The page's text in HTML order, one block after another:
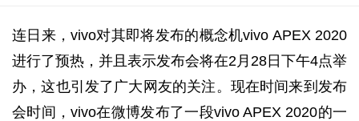
连日来，vivo对其即将发布的概念机vivo APEX 2020
进行了预热，并且表示发布会将在2月28日下午4点举
办，这也引发了广大网友的关注。现在时间来到发布
会时间，vivo在微博发布了一段vivo APEX 2020的一